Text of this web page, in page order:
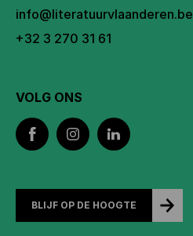
info@literatuurvlaanderen.be
+32 3 270 31 61
VOLG ONS
BLIJF OP DE HOOGTE